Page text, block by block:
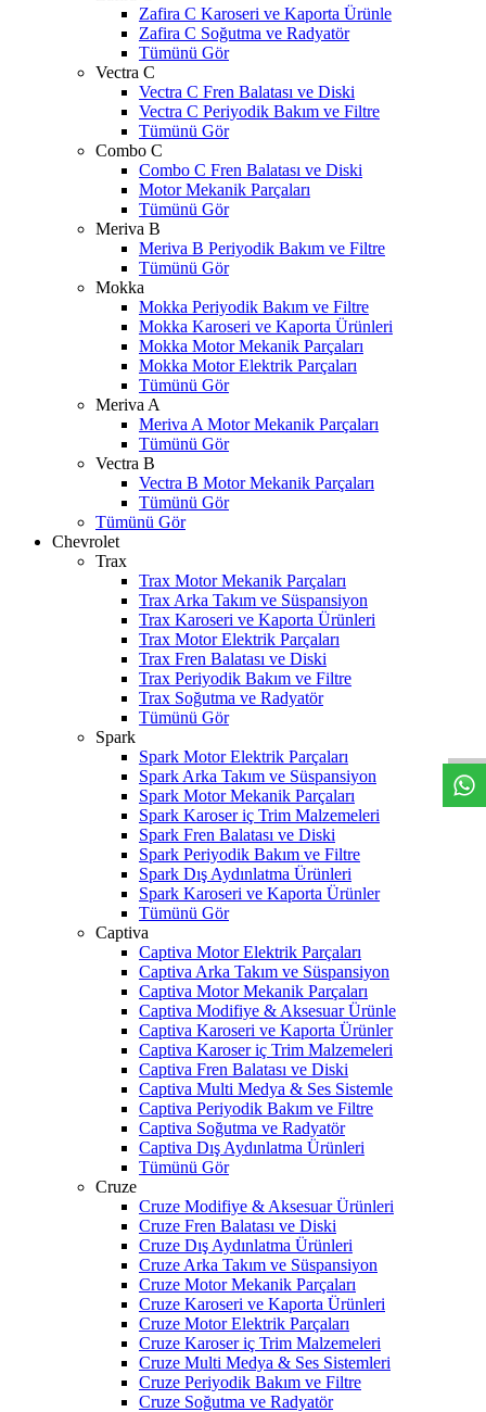
Zafira C Karoseri ve Kaporta Ürünle
Zafira C Soğutma ve Radyatör
Tümünü Gör
Vectra C
Vectra C Fren Balatası ve Diski
Vectra C Periyodik Bakım ve Filtre
Tümünü Gör
Combo C
Combo C Fren Balatası ve Diski
Motor Mekanik Parçaları
Tümünü Gör
Meriva B
Meriva B Periyodik Bakım ve Filtre
Tümünü Gör
Mokka
Mokka Periyodik Bakım ve Filtre
Mokka Karoseri ve Kaporta Ürünleri
Mokka Motor Mekanik Parçaları
Mokka Motor Elektrik Parçaları
Tümünü Gör
Meriva A
Meriva A Motor Mekanik Parçaları
Tümünü Gör
Vectra B
Vectra B Motor Mekanik Parçaları
Tümünü Gör
Tümünü Gör
Chevrolet
Trax
Trax Motor Mekanik Parçaları
Trax Arka Takım ve Süspansiyon
Trax Karoseri ve Kaporta Ürünleri
Trax Motor Elektrik Parçaları
Trax Fren Balatası ve Diski
Trax Periyodik Bakım ve Filtre
Trax Soğutma ve Radyatör
Tümünü Gör
Spark
Spark Motor Elektrik Parçaları
Spark Arka Takım ve Süspansiyon
Spark Motor Mekanik Parçaları
Spark Karoser iç Trim Malzemeleri
Spark Fren Balatası ve Diski
Spark Periyodik Bakım ve Filtre
Spark Dış Aydınlatma Ürünleri
Spark Karoseri ve Kaporta Ürünler
Tümünü Gör
Captiva
Captiva Motor Elektrik Parçaları
Captiva Arka Takım ve Süspansiyon
Captiva Motor Mekanik Parçaları
Captiva Modifiye & Aksesuar Ürünle
Captiva Karoseri ve Kaporta Ürünler
Captiva Karoser iç Trim Malzemeleri
Captiva Fren Balatası ve Diski
Captiva Multi Medya & Ses Sistemle
Captiva Periyodik Bakım ve Filtre
Captiva Soğutma ve Radyatör
Captiva Dış Aydınlatma Ürünleri
Tümünü Gör
Cruze
Cruze Modifiye & Aksesuar Ürünleri
Cruze Fren Balatası ve Diski
Cruze Dış Aydınlatma Ürünleri
Cruze Arka Takım ve Süspansiyon
Cruze Motor Mekanik Parçaları
Cruze Karoseri ve Kaporta Ürünleri
Cruze Motor Elektrik Parçaları
Cruze Karoser iç Trim Malzemeleri
Cruze Multi Medya & Ses Sistemleri
Cruze Periyodik Bakım ve Filtre
Cruze Soğutma ve Radyatör